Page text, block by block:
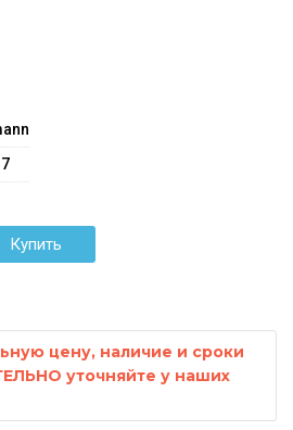
цену, наличие и сроки
уточняйте у наших